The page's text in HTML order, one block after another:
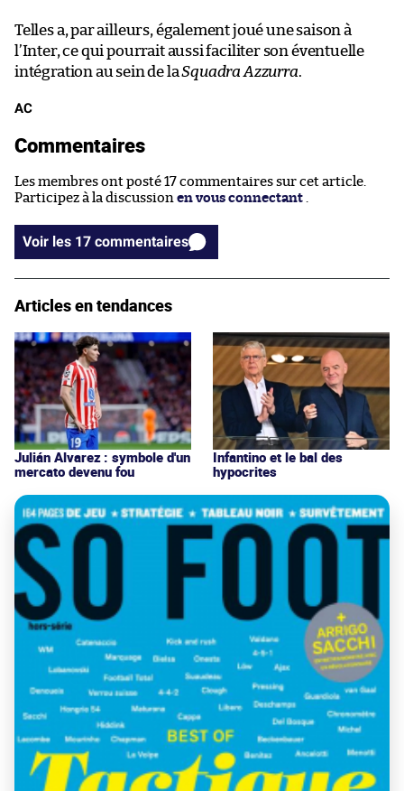
Telles a, par ailleurs, également joué une saison à
l’Inter, ce qui pourrait aussi faciliter son éventuelle
intégration au sein de laSquadra Azzurra.
AC
Commentaires
Les membres ont posté 17 commentaires sur cet article.
Participez à la discussion en vous connectant
Voir les 17 commentaires
Articles en tendances
Julián Alvarez : symbole d'un
mercato devenu fou
Infantino et le bal des
hypocrites